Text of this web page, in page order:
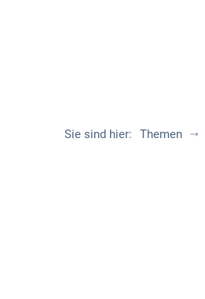
Sie sind hier: Themen